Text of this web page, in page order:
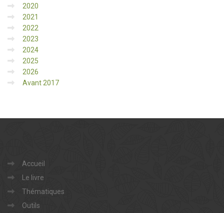
2020
2021
2022
2023
2024
2025
2026
Avant 2017
Accueil
Le livre
Thématiques
Outils